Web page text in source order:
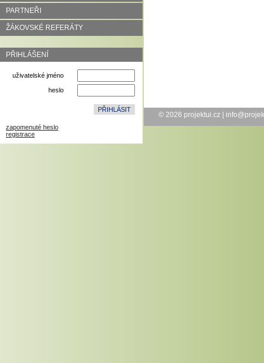
PARTNEŘI
ŽÁKOVSKÉ REFERÁTY
PŘIHLÁŠENÍ
uživatelské jméno
heslo
zapomenuté heslo
registrace
© 2026 projektui.cz